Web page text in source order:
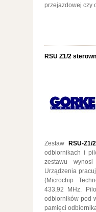
przejazdowej czy
RSU Z1/2
Zestaw RSU-Z1/2
odbiornikach i
zestawu
Urządzenia
(Microchip
433,92 MHz.
odbiorników pod
pamięci